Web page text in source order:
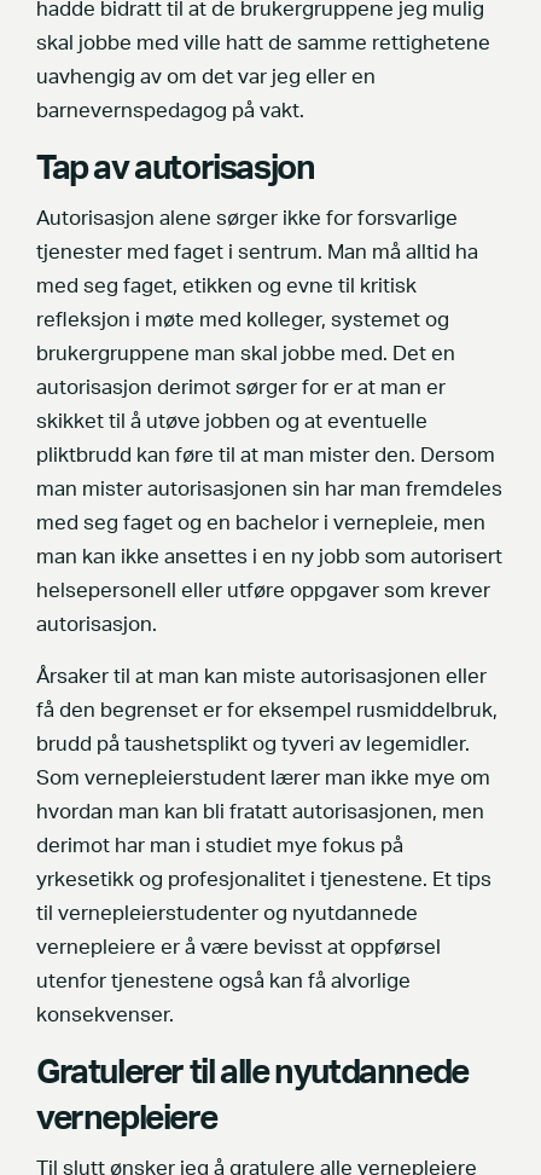
hadde bidratt til at de brukergruppene jeg mulig
skal jobbe med ville hatt de samme rettighetene
uavhengig av om det var jeg eller en
barnevernspedagog på vakt.
Tap av autorisasjon
Autorisasjon alene sørger ikke for forsvarlige
tjenester med faget i sentrum. Man må alltid ha
med seg faget, etikken og evne til kritisk
refleksjon i møte med kolleger, systemet og
brukergruppene man skal jobbe med. Det en
autorisasjon derimot sørger for er at man er
skikket til å utøve jobben og at eventuelle
pliktbrudd kan føre til at man mister den. Dersom
man mister autorisasjonen sin har man fremdeles
med seg faget og en bachelor i vernepleie, men
man kan ikke ansettes i en ny jobb som autorisert
helsepersonell eller utføre oppgaver som krever
autorisasjon.
Årsaker til at man kan miste autorisasjonen eller
få den begrenset er for eksempel rusmiddelbruk,
brudd på taushetsplikt og tyveri av legemidler.
Som vernepleierstudent lærer man ikke mye om
hvordan man kan bli fratatt autorisasjonen, men
derimot har man i studiet mye fokus på
yrkesetikk og profesjonalitet i tjenestene. Et tips
til vernepleierstudenter og nyutdannede
vernepleiere er å være bevisst at oppførsel
utenfor tjenestene også kan få alvorlige
konsekvenser.
Gratulerer til alle nyutdannede
vernepleiere
Til slutt ønsker jeg å gratulere alle vernepleiere